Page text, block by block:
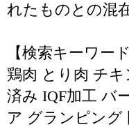
れたものとの混
【検索キーワード
鶏肉 とり肉 チキ
済み IQF加工 バ
ア グランピング